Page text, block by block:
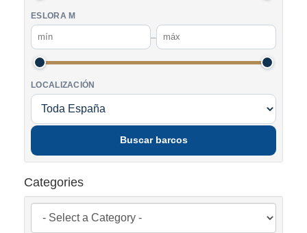
ESLORA M
–
LOCALIZACIÓN
Buscar barcos
Categories